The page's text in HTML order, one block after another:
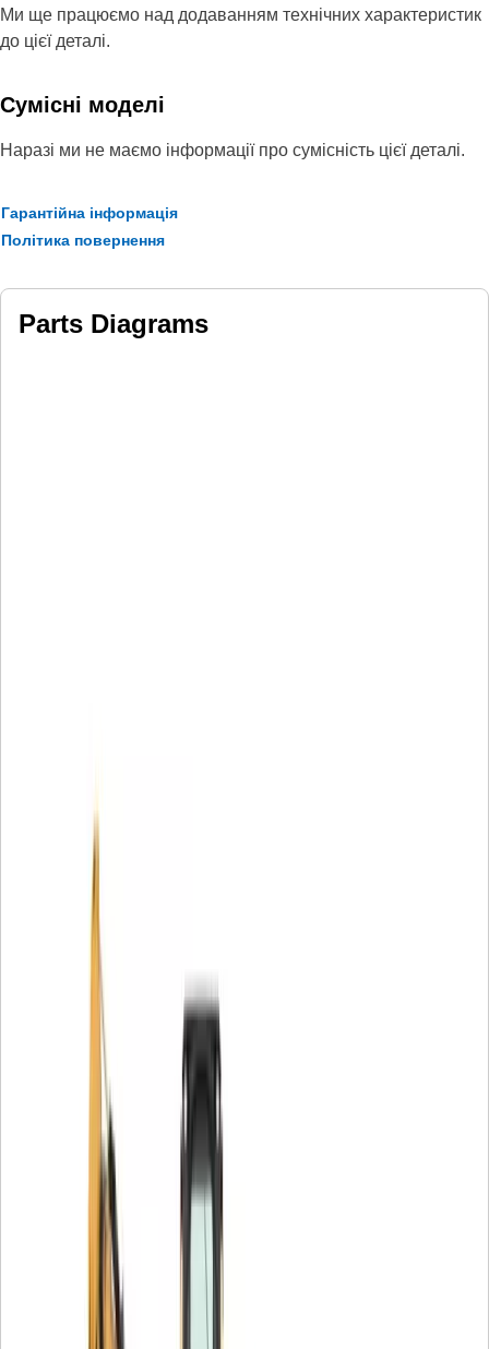
Ми ще працюємо над додаванням технічних характеристик
до цієї деталі.
Сумісні моделі
Наразі ми не маємо інформації про сумісність цієї деталі.
Гарантійна інформація
Політика повернення
Parts Diagrams